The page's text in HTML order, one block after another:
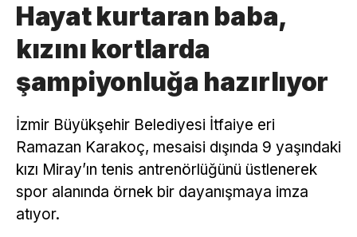
Hayat kurtaran baba,
kızını kortlarda
şampiyonluğa hazırlıyor
İzmir Büyükşehir Belediyesi İtfaiye eri
Ramazan Karakoç, mesaisi dışında 9 yaşındaki
kızı Miray’ın tenis antrenörlüğünü üstlenerek
spor alanında örnek bir dayanışmaya imza
atıyor.